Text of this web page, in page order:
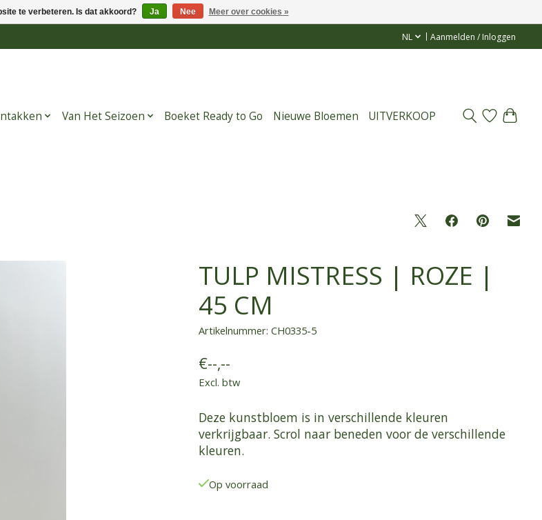
NL Aanmelden / Inloggen
Van Het Seizoen Boeket Ready to Go Nieuwe Bloemen UITVERKOOP
TULP MISTRESS | ROZE |
45 CM
Artikelnummer: CH0335-5
€--,--
Excl. btw
Deze kunstbloem is in verschillende kleuren
verkrijgbaar. Scrol naar beneden voor de verschillende
kleuren.
Op voorraad
te verbeteren. Is dat akkoord? Ja Nee Meer over cookies »